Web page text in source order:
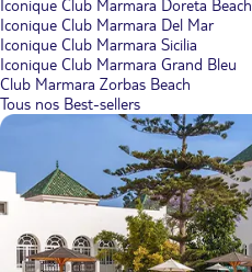
Iconique Club Marmara Doreta Beach
Iconique Club Marmara Del Mar
Iconique Club Marmara Sicilia
Iconique Club Marmara Grand Bleu
Club Marmara Zorbas Beach
Tous nos Best-sellers